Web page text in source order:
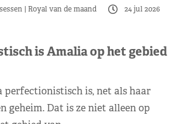
Royal van de maand
24 jul 2026
is Amalia op het gebied
perfectionistisch is, net als haar
geheim. Dat is ze niet alleen op